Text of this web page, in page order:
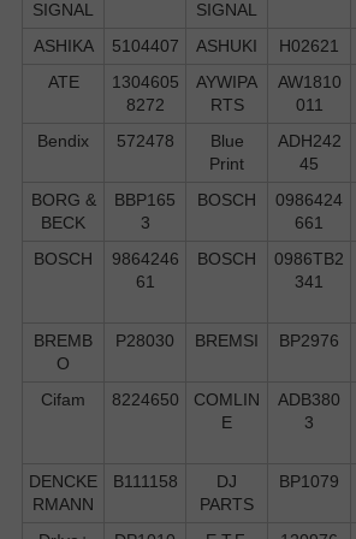
SIGNAL
SIGNAL
ASHIKA
5104407 ASHUKI H02621
ATE
1304605
8272
AYWIPA
RTS
AW1810
011
Bendix 572478
Blue
Print
ADH242
45
BORG &
BECK
BBP165
3
BOSCH
0986424
661
BOSCH
9864246
61
BOSCH
0986TB2
341
BREMB
O
P28030 BREMSI BP2976
Cifam
8224650
COMLIN
E
ADB380
3
DENCKE
RMANN
B111158
DJ
PARTS
BP1079